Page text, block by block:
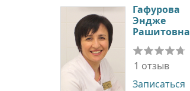
Гафурова
Эндже
Рашитовна
1 отзыв
Записаться